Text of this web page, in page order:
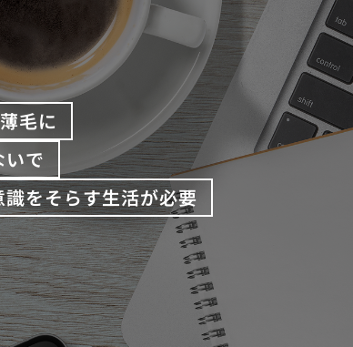
毛に
で
をそらす生活が必要